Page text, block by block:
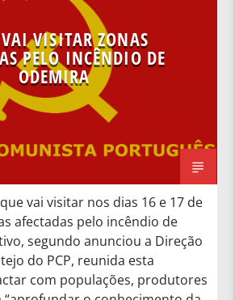
VISITAR ZONAS
PELO INCÊNDIO DE
ODEMIRA
vai visitar nos dias 16 e 17 de
afectadas pelo incêndio de
segundo anunciou a Direção
do PCP, reunida esta
com populações, produtores